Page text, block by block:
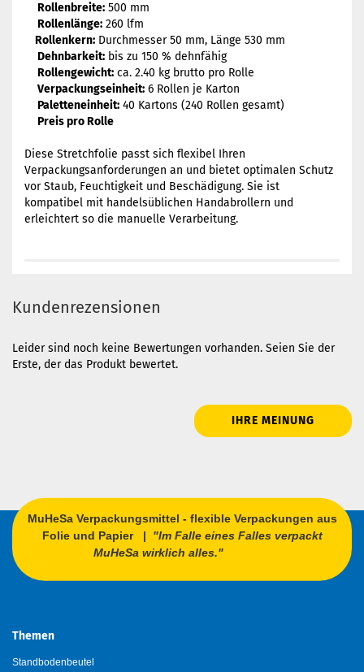
Rollenbreite: 500 mm
Rollenlänge: 260 lfm
Rollenkern: Durchmesser 50 mm, Länge 530 mm
Dehnbarkeit: bis zu 150 % dehnfähig
Rollengewicht: ca. 2.40 kg brutto pro Rolle
Verpackungseinheit: 6 Rollen je Karton
Paletteneinheit: 40 Kartons (240 Rollen gesamt)
Preis pro Rolle
Diese Stretchfolie passt sich flexibel Ihren
Verpackungsanforderungen an und bietet optimalen Schutz
vor Staub, Feuchtigkeit und Beschädigung. Sie ist
kompatibel mit handelsüblichen Handabrollern und
erleichtert so die manuelle Verarbeitung.
Kundenrezensionen
Leider sind noch keine Bewertungen vorhanden. Seien Sie der
Erste, der das Produkt bewertet.
IHRE MEINUNG
MuHeSa Verpackungsmittel - flexible Verpackungen aus
Folie und Papier | "Im Falle eines Falles verpackt
MuHeSa wirklich alles."
Themen
Standbodenbeutel